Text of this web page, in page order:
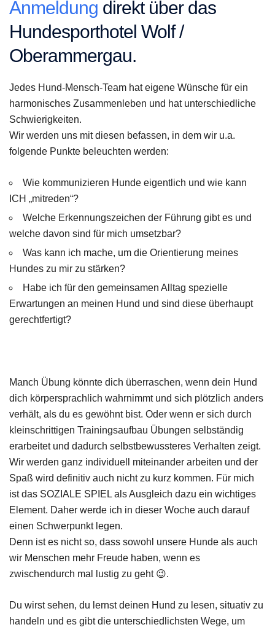
Anmeldung direkt über das
Hundesporthotel Wolf /
Oberammergau.
Jedes Hund-Mensch-Team hat eigene Wünsche für ein
harmonisches Zusammenleben und hat unterschiedliche
Schwierigkeiten.
Wir werden uns mit diesen befassen, in dem wir u.a.
folgende Punkte beleuchten werden:
Wie kommunizieren Hunde eigentlich und wie kann
ICH „mitreden“?
Welche Erkennungszeichen der Führung gibt es und
welche davon sind für mich umsetzbar?
Was kann ich mache, um die Orientierung meines
Hundes zu mir zu stärken?
Habe ich für den gemeinsamen Alltag spezielle
Erwartungen an meinen Hund und sind diese überhaupt
gerechtfertigt?
Manch Übung könnte dich überraschen, wenn dein Hund
dich körpersprachlich wahrnimmt und sich plötzlich anders
verhält, als du es gewöhnt bist. Oder wenn er sich durch
kleinschrittigen Trainingsaufbau Übungen selbständig
erarbeitet und dadurch selbstbewussteres Verhalten zeigt.
Wir werden ganz individuell miteinander arbeiten und der
Spaß wird definitiv auch nicht zu kurz kommen. Für mich
ist das SOZIALE SPIEL als Ausgleich dazu ein wichtiges
Element. Daher werde ich in dieser Woche auch darauf
einen Schwerpunkt legen.
Denn ist es nicht so, dass sowohl unsere Hunde als auch
wir Menschen mehr Freude haben, wenn es
zwischendurch mal lustig zu geht 😉.
Du wirst sehen, du lernst deinen Hund zu lesen, situativ zu
handeln und es gibt die unterschiedlichsten Wege, um